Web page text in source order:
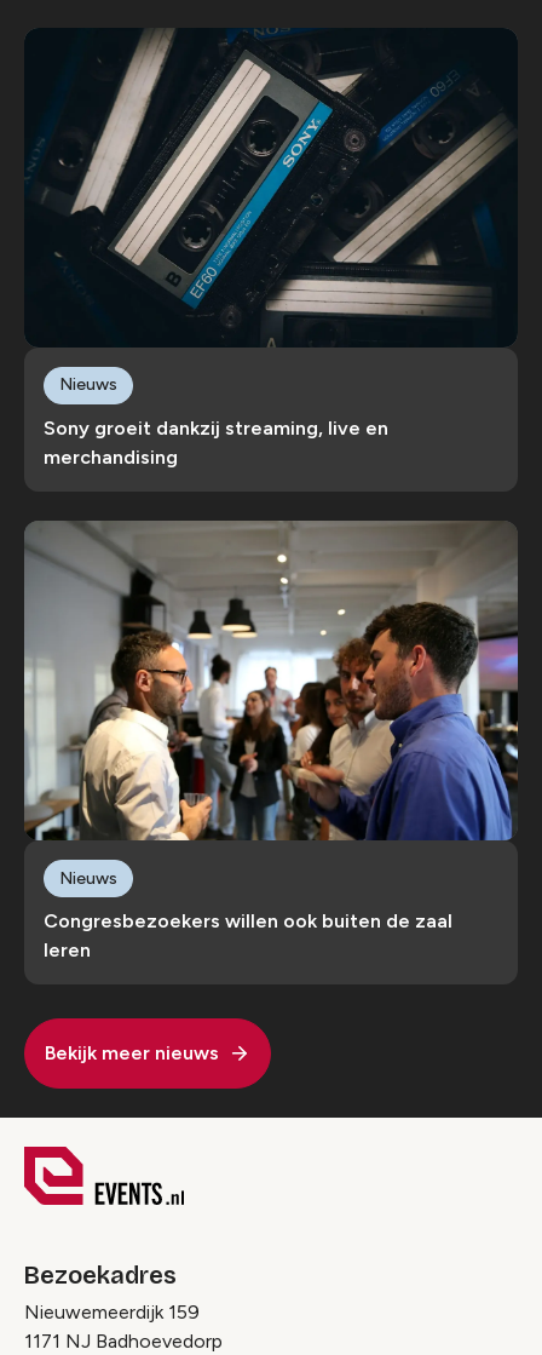
Sony groeit dankzij streaming, live en
merchandising
Nieuws
Congresbezoekers willen ook buiten de zaal
leren
Nieuws
Bekijk meer nieuws
Bezoekadres
Nieuwemeerdijk 159
1171 NJ Badhoevedorp